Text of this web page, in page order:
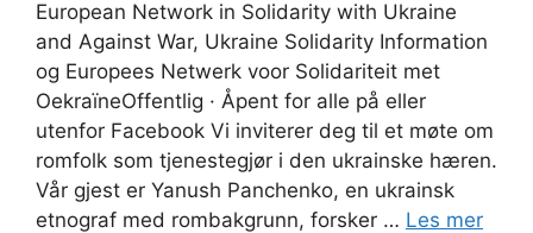
European Network in Solidarity with Ukraine
and Against War, Ukraine Solidarity Information
og Europees Netwerk voor Solidariteit met
OekraïneOffentlig · Åpent for alle på eller
utenfor Facebook Vi inviterer deg til et møte om
romfolk som tjenestegjør i den ukrainske hæren.
Vår gjest er Yanush Panchenko, en ukrainsk
etnograf med rombakgrunn, forsker … Les mer